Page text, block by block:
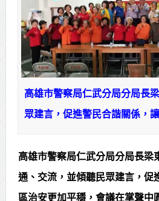
高雄市警察局仁武分局分局長
眾建言，促進警民合諧關係，
高雄市警察局仁武分局分局長梁
通、交流，並傾聽民眾建言，促
區治安更加平穩，會議在掌聲中